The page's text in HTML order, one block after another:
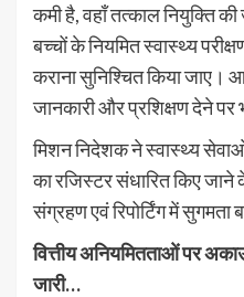
कमी है, वहाँ तत्काल नियुक्ति
बच्चों के नियमित स्वास्थ्य
कराना सुनिश्चित किया जाए।
जानकारी और प्रशिक्षण देने पर
मिशन निदेशक ने स्वास्थ्य
का रजिस्टर संधारित किए जाने
संग्रहण एवं रिपोर्टिंग में सुगमता
वित्तीय अनियमितताओं पर
जारी…